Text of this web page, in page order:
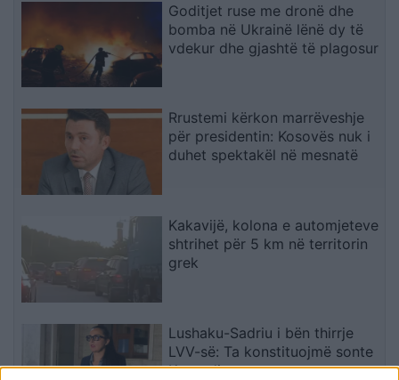
Goditjet ruse me dronë dhe
bomba në Ukrainë lënë dy të
vdekur dhe gjashtë të plagosur
Rrustemi kërkon marrëveshje
për presidentin: Kosovës nuk i
duhet spektakël në mesnatë
Kakavijë, kolona e automjeteve
shtrihet për 5 km në territorin
grek
Lushaku-Sadriu i bën thirrje
LVV-së: Ta konstituojmë sonte
Kuvendin